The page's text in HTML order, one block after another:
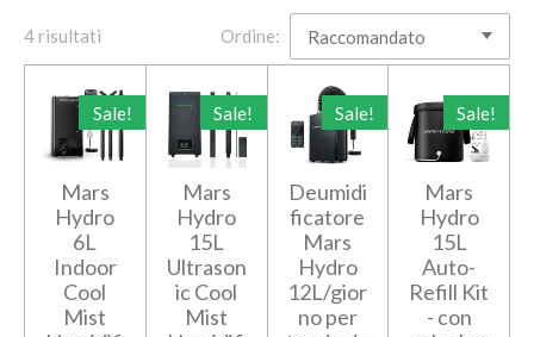
4 risultati Ordine:
Sale!
Mars
Hydro
6L
Indoor
Cool
Mist
Sale!
Mars
Hydro
15L
Ultrason
ic Cool
Mist
Sale!
Deumidi
ficatore
Mars
Hydro
12L/gior
no per
Sale!
Mars
Hydro
15L
Auto-
Refill Kit
- con